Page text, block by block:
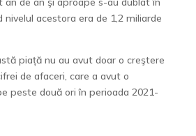
nivelul acestora era de 1,2 miliarde
piață nu au avut doar o creştere
de afaceri, care a avut o
peste două ori în perioada 2021-